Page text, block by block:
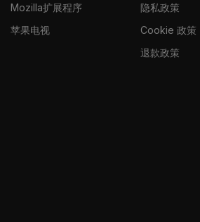
Mozilla扩展程序
苹果电视
隐私政策
Cookie 政策
退款政策